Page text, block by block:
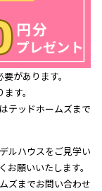
があります。
す。
テッドホームズまで
ルハウスをご見学い
願いいたします。
ズまでお問い合わせ